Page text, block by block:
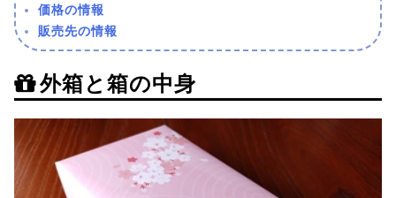
価格の情報
販売先の情報
外箱と箱の中身